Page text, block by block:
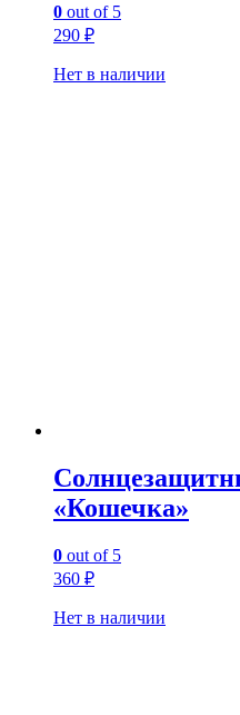
0 out of 5
290 ₽
Нет в наличии
«Кошечка»
0 out of 5
360 ₽
Нет в наличии